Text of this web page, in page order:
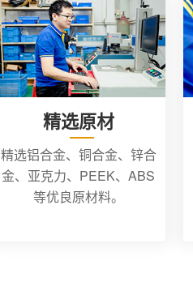
精选原材
精选铝合金、铜合金、锌合
金、亚克力、PEEK、ABS
等优良原材料。